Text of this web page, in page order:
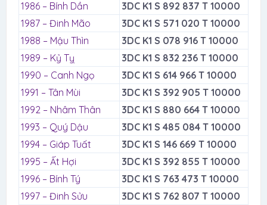
1986 – Bính Dần
3DC K1 S 892 837 T 10000
1987 – Đinh Mão
3DC K1 S 571 020 T 10000
1988 – Mậu Thìn
3DC K1 S 078 916 T 10000
1989 – Kỷ Tỵ
3DC K1 S 832 236 T 10000
1990 – Canh Ngọ
3DC K1 S 614 966 T 10000
1991 – Tân Mùi
3DC K1 S 392 905 T 10000
1992 – Nhâm Thân
3DC K1 S 880 664 T 10000
1993 – Quý Dậu
3DC K1 S 485 084 T 10000
1994 – Giáp Tuất
3DC K1 S 146 669 T 10000
1995 – Ất Hợi
3DC K1 S 392 855 T 10000
1996 – Bính Tý
3DC K1 S 763 473 T 10000
1997 – Đinh Sửu
3DC K1 S 762 807 T 10000